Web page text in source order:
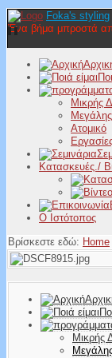
Foka's styling
Ένα βήμα μπροστά
Μικρής
Μεγάλης
Ατομικό
Κατασκευές./
Ο Ιστότοπος
Βρίσκεστε εδώ: Home
Μικρής